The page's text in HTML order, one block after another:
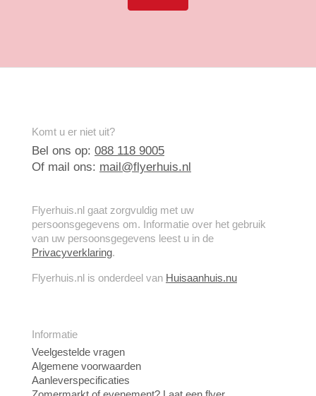
Komt u er niet uit?
Bel ons op: 088 118 9005
Of mail ons: mail@flyerhuis.nl
Flyerhuis.nl gaat zorgvuldig met uw
persoonsgegevens om. Informatie over het gebruik
van uw persoonsgegevens leest u in de
Privacyverklaring.
Flyerhuis.nl is onderdeel van Huisaanhuis.nu
Informatie
Veelgestelde vragen
Algemene voorwaarden
Aanleverspecificaties